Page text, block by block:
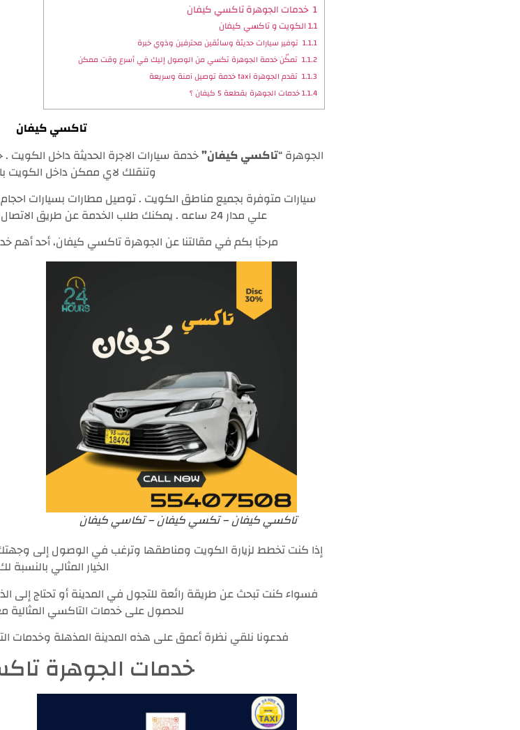
1 خدمات الجوهرة تاكسي كيفان
1.1الكويت و تاكسي كيفان
1.1.1 توفير سيارات حديثة وسائقين محترفين وذوي خبرة
1.1.2 تمكّن خدمة الجوهرة تكسي من الوصول إليك في أسرع وقت ممكن
1.1.3 تقدم الجوهرة taxi خدمة توصيل آمنة وسريعة
1.1.4خدمات الجوهرة بقطعة 5 كيفان ؟
تاكسي كيفان
الجوهرة “تاكسي كيفان”خدمة سيارات الاجرة الحديثة داخل
وتنقلك لاي ممكن داخل الكويت
سيارات متوفرة بجميع مناطق الكويت . توصيل مطارات بسيارات
علي مدار 24 ساعه . يمكنك طلب الخدمة عن طريق الاتصال بنا اوعن طريق موقعنا الالكتروني .
مرحبًا بكم في مقالتنا عن الجوهرة تاكسي كيفان، أحد أهم
تاكسي كيفان – تكسي كيفان – تكاسي كيفان
إذا كنت تخطط لزيارة الكويت ومناطقها وترغب في الوصول إلى
الخيار المثالي بالنسبة
فسواء كنت تبحث عن طريقة رائعة للتجول في المدينة أو تحتاج إلى
للحصول على خدمات التاكسي المثالية
فدعونا نلقي نظرة أعمق على هذه المدينة المذهلة وخدمات
خدمات الجوهرة